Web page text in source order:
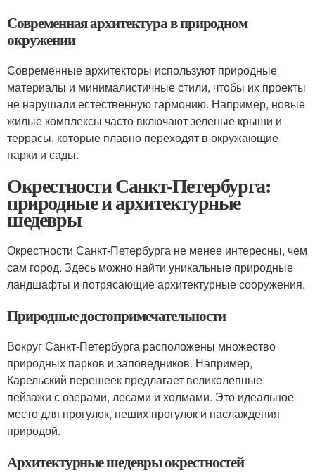
Современная архитектура в природном
окружении
Современные архитекторы используют природные
материалы и минималистичные стили, чтобы их проекты
не нарушали естественную гармонию. Например, новые
жилые комплексы часто включают зеленые крыши и
террасы, которые плавно переходят в окружающие
парки и сады.
Окрестности Санкт-Петербурга:
природные и архитектурные
шедевры
Окрестности Санкт-Петербурга не менее интересны, чем
сам город. Здесь можно найти уникальные природные
ландшафты и потрясающие архитектурные сооружения.
Природные достопримечательности
Вокруг Санкт-Петербурга расположены множество
природных парков и заповедников. Например,
Карельский перешеек предлагает великолепные
пейзажи с озерами, лесами и холмами. Это идеальное
место для прогулок, пеших прогулок и наслаждения
природой.
Архитектурные шедевры окрестностей